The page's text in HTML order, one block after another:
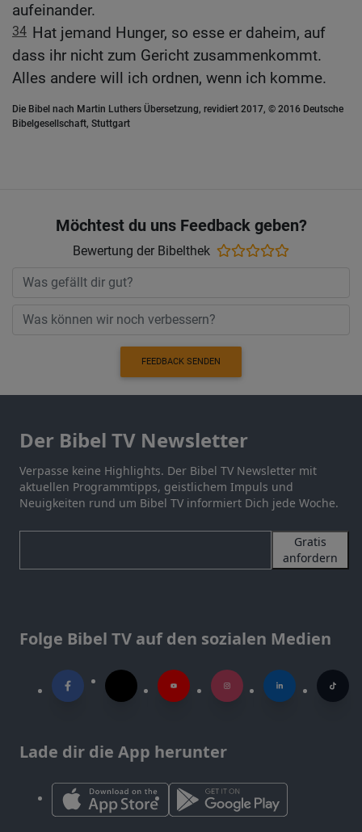
aufeinander.
34 Hat jemand Hunger, so esse er daheim, auf
dass ihr nicht zum Gericht zusammenkommt.
Alles andere will ich ordnen, wenn ich komme.
Die Bibel nach Martin Luthers Übersetzung, revidiert 2017, © 2016 Deutsche
Bibelgesellschaft, Stuttgart
Möchtest du uns Feedback geben?
Bewertung der Bibelthek
FEEDBACK SENDEN
Der Bibel TV Newsletter
Verpasse keine Highlights. Der Bibel TV Newsletter mit
aktuellen Programmtipps, geistlichem Impuls und
Neuigkeiten rund um Bibel TV informiert Dich jede Woche.
Gratis
anfordern
Folge Bibel TV auf den sozialen Medien
Lade dir die App herunter